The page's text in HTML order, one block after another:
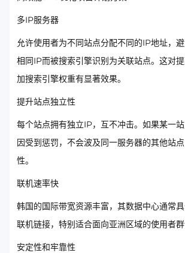
多IP服务器
允许使用者为不同站点分配不同的IP地址，
相同IP而被搜索引擎识别为关联站点。这对
加搜索引擎权重有显著效果。
提升站点独立性
每个站点拥有独立IP，互不冲击。如果某一
因受到惩罚，不会波及同一服务器的其他站
性。
联机速率快
韩国的国际带宽资源丰富，其数据中心通常
联机链接，特别适合面向亚洲区域的使用者群
安定性和牢靠性